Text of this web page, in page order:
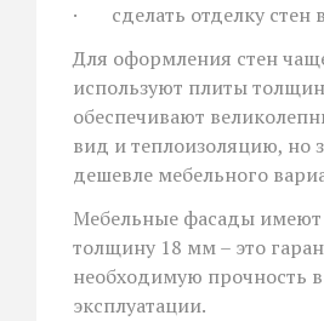
· сделать отделку стен
Для оформления стен
используют плиты
обеспечивают
вид и теплоизоляцию, но
дешевле мебельного
Мебельные фасады
толщину 18 мм – это
необходимую прочность
эксплуатации.